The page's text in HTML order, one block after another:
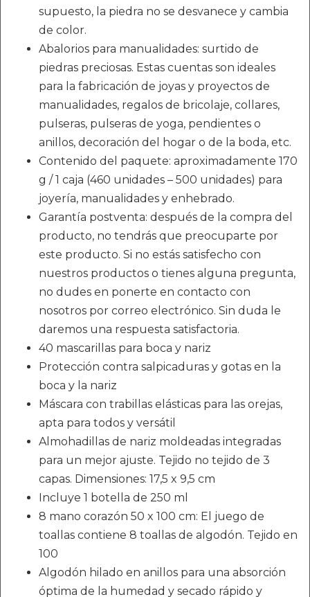
supuesto, la piedra no se desvanece y cambia
de color.
Abalorios para manualidades: surtido de
piedras preciosas. Estas cuentas son ideales
para la fabricación de joyas y proyectos de
manualidades, regalos de bricolaje, collares,
pulseras, pulseras de yoga, pendientes o
anillos, decoración del hogar o de la boda, etc.
Contenido del paquete: aproximadamente 170
g / 1 caja (460 unidades – 500 unidades) para
joyería, manualidades y enhebrado.
Garantía postventa: después de la compra del
producto, no tendrás que preocuparte por
este producto. Si no estás satisfecho con
nuestros productos o tienes alguna pregunta,
no dudes en ponerte en contacto con
nosotros por correo electrónico. Sin duda le
daremos una respuesta satisfactoria.
40 mascarillas para boca y nariz
Protección contra salpicaduras y gotas en la
boca y la nariz
Máscara con trabillas elásticas para las orejas,
apta para todos y versátil
Almohadillas de nariz moldeadas integradas
para un mejor ajuste. Tejido no tejido de 3
capas. Dimensiones: 17,5 x 9,5 cm
Incluye 1 botella de 250 ml
8 mano corazón 50 x 100 cm: El juego de
toallas contiene 8 toallas de algodón. Tejido en
100
Algodón hilado en anillos para una absorción
óptima de la humedad y secado rápido y